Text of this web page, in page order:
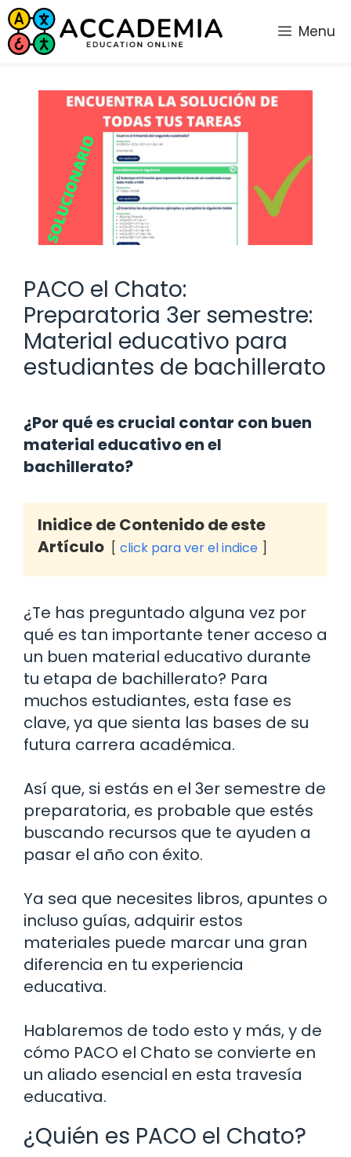
Saltar
al
contenido
Menu
PACO el Chato:
Preparatoria 3er semestre:
Material educativo para
estudiantes de bachillerato
¿Por qué es crucial contar con buen
material educativo en el
bachillerato?
Inidice de Contenido de este
Artículo
click para ver el indice
¿Te has preguntado alguna vez por
qué es tan importante tener acceso a
un buen material educativo durante
tu etapa de bachillerato? Para
muchos estudiantes, esta fase es
clave, ya que sienta las bases de su
futura carrera académica.
Así que, si estás en el 3er semestre de
preparatoria, es probable que estés
buscando recursos que te ayuden a
pasar el año con éxito.
Ya sea que necesites libros, apuntes o
incluso guías, adquirir estos
materiales puede marcar una gran
diferencia en tu experiencia
educativa.
Hablaremos de todo esto y más, y de
cómo PACO el Chato se convierte en
un aliado esencial en esta travesía
educativa.
¿Quién es PACO el Chato?